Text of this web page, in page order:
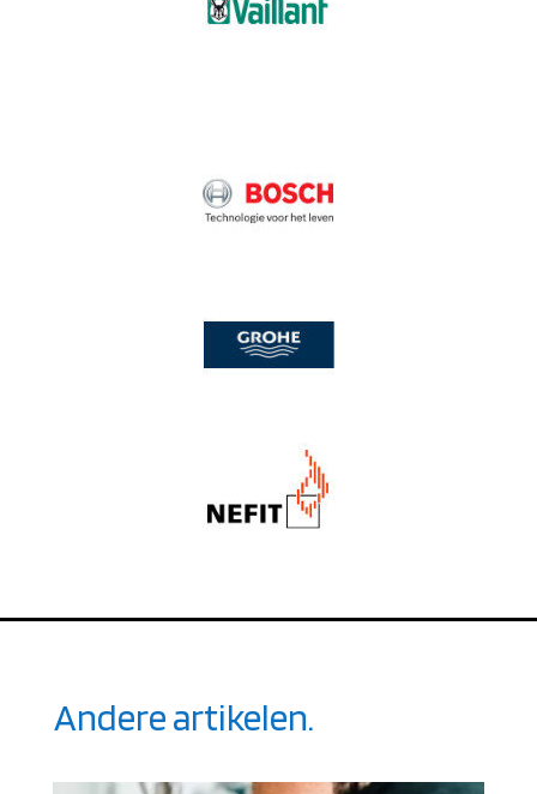
Andere artikelen.